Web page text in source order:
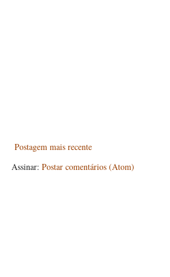
Postagem mais recente
Assinar: Postar comentários (Atom)